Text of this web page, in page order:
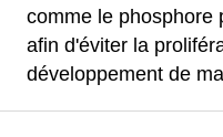
comme le phosphore
afin d'éviter la
développement de